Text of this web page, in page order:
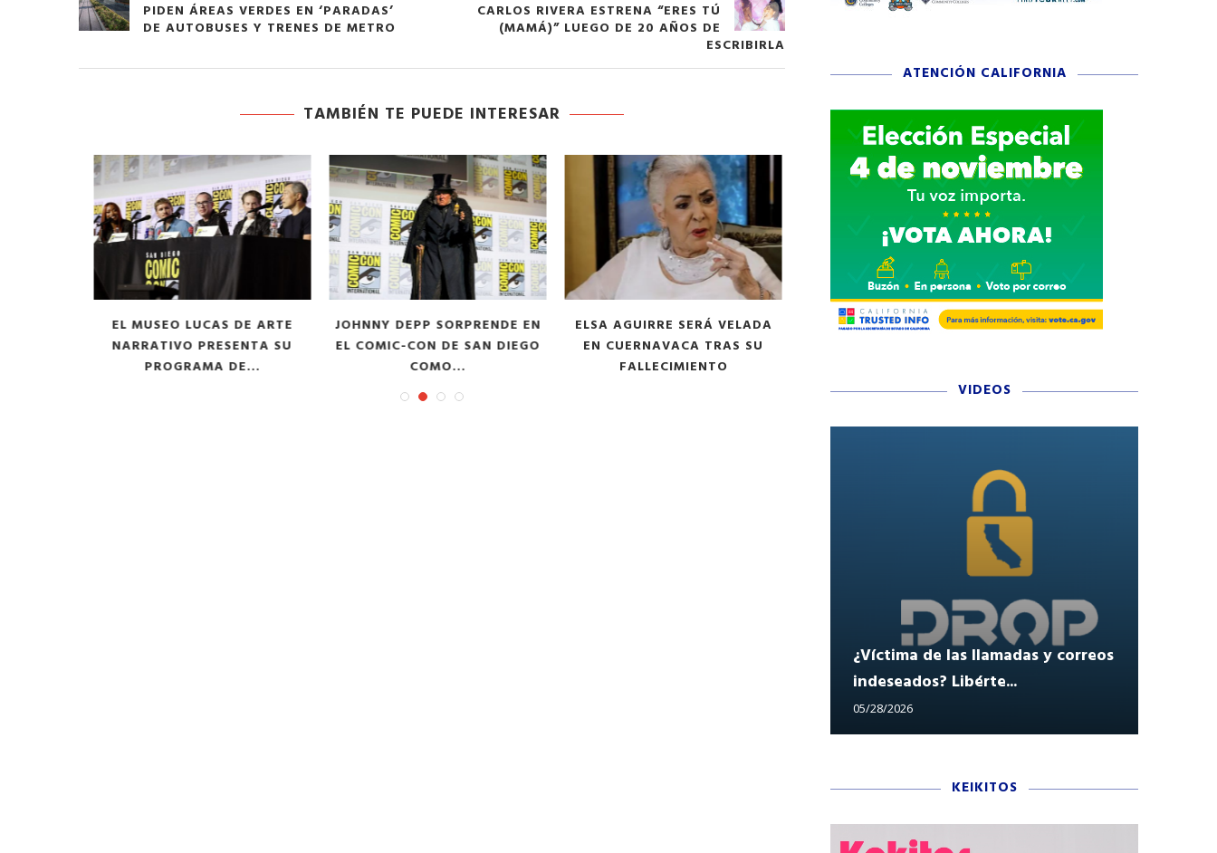
PIDEN ÁREAS VERDES EN ‘PARADAS’
DE AUTOBUSES Y TRENES DE METRO
CARLOS RIVERA ESTRENA “ERES TÚ
(MAMÁ)” LUEGO DE 20 AÑOS DE
ESCRIBIRLA
TAMBIÉN TE PUEDE INTERESAR
EL MUSEO LUCAS DE ARTE
NARRATIVO PRESENTA SU
PROGRAMA DE...
JOHNNY DEPP SORPRENDE EN
EL COMIC-CON DE SAN DIEGO
COMO...
ELSA AGUIRRE SERÁ VELADA
EN CUERNAVACA TRAS SU
FALLECIMIENTO
ANDY GARCÍA RECIBIRÁ EL
CATHERINE LAGA’AIA
ATENCIÓN CALIFORNIA
VIDEOS
¿Víctima de las llamadas y correos
indeseados? Libérte...
05/28/2026
KEIKITOS